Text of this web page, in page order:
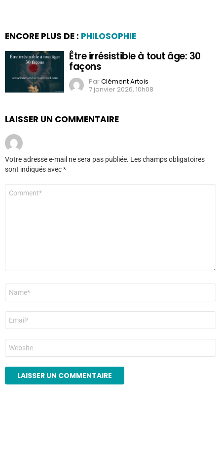
ENCORE PLUS DE : PHILOSOPHIE
Être irrésistible à tout âge: 30
façons
ParClément Artois
7 janvier 2026, 10h08
LAISSER UN COMMENTAIRE
Votre adresse e-mail ne sera pas publiée. Les champs obligatoires
sont indiqués avec*
Commentaire
Nom
E-
mail
*
Site
web